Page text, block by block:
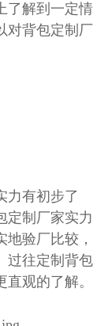
了解到一定情
对背包定制厂
有初步了
定制厂家实力
验厂比较，
过往定制背包
观的了解。